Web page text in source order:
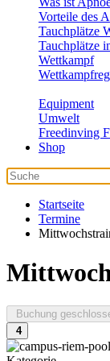
Vorteile des
Tauchplätze
Tauchplätze
Wettkampf
Equipment
Umwelt
Freedinving
Shop
Startseite
Termine
Buchung
4